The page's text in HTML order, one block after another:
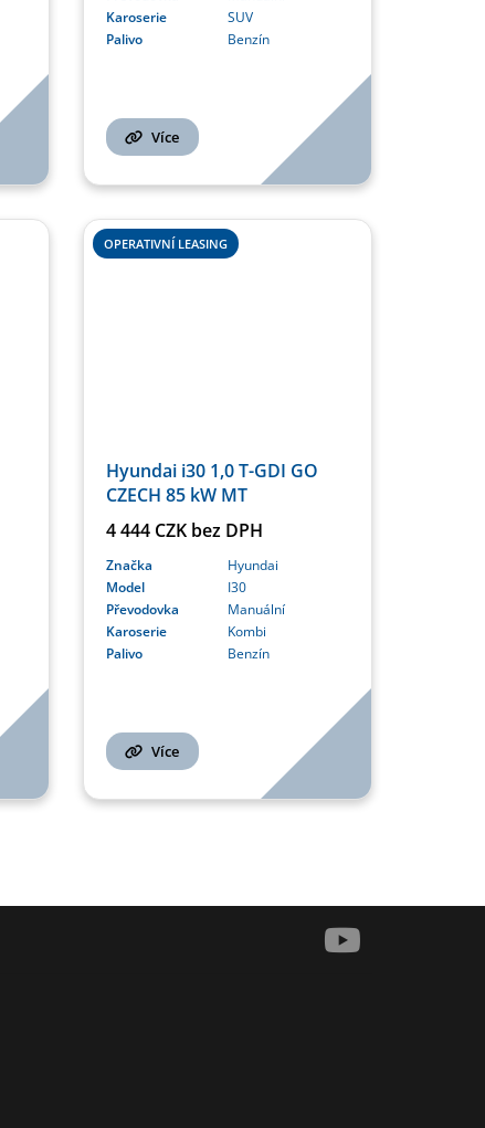
Karoserie
SUV
Palivo
Benzín
Více
OPERATIVNÍ LEASING
Hyundai i30 1,0 T-GDI GO
CZECH 85 kW MT
4 444 CZK bez DPH
Značka
Hyundai
Model
I30
Převodovka
Manuální
Karoserie
Kombi
Palivo
Benzín
Více